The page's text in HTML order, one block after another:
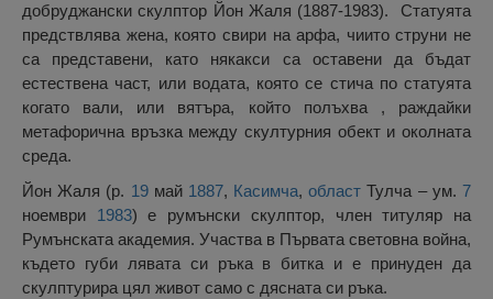
добруджански скулптор Йон Жаля (1887-1983). Статуята
предствлява жена, която свири на арфа, чиито струни не
са представени, като някакси са оставени да бъдат
естествена част, или водата, която се стича по статуята
когато вали, или вятъра, който полъхва , раждайки
метафорична връзка между скултурния обект и околната
среда.
Йон Жаля (р. 19май 1887, Касимча,област Тулча – ум.7
ноември 1983) е румънски скулптор, член титуляр на
Румънската академия. Участва в Първата световна война,
където губи лявата си ръка в битка и е принуден да
скулптурира цял живот само с дясната си ръка.